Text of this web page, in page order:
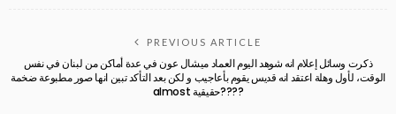
PREVIOUS ARTICLE
ذكرت وسائل إعلام انه شوهد اليوم العماد ميشال عون في عدة أماكن من لبنان في نفس
الوقت، لأول وهلة اعتقد انه قديس يقوم بأعاجيب و لكن بعد التأكد تبين انها صور مطبوعة ضخمة
almost حقيقية????